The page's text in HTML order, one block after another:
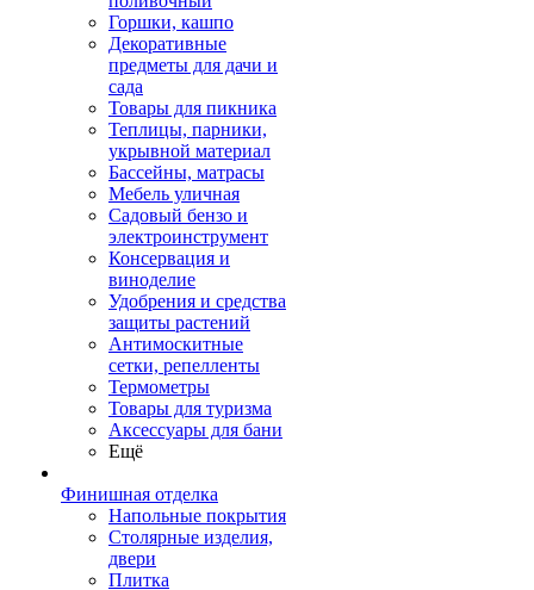
Горшки, кашпо
Декоративные
предметы для дачи и
сада
Товары для пикника
Теплицы, парники,
укрывной материал
Бассейны, матрасы
Мебель уличная
Садовый бензо и
электроинструмент
Консервация и
виноделие
Удобрения и средства
защиты растений
Антимоскитные
сетки, репелленты
Термометры
Товары для туризма
Аксессуары для бани
Ещё
Финишная отделка
Напольные покрытия
Столярные изделия,
двери
Плитка